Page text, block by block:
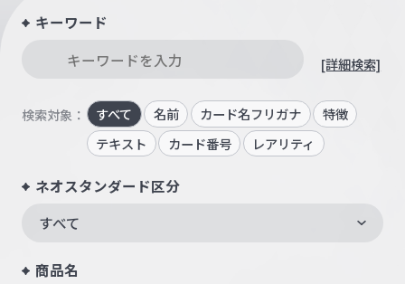
キーワード
[詳細検索]
検索対象： すべて 名前 カード名フリガナ
特徴
テキスト
カード番号 レアリティ
ネオスタンダード区分
すべて
商品名